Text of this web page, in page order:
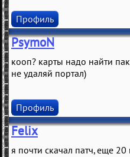
Профиль
PsymoN
кооп? карты надо найти
не удаляй портал)
Профиль
Felix
я почти скачал патч, еще 20